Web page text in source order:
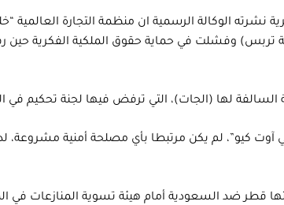
نشرته الوكالة الرسمية ان منظمة التجارة
تربس) وفشلت في حماية حقوق الملكية الفكرية
السالفة لها (الجات)، التي ترفض فيها لجنة تحكيم في
آوت كيو”، لم يكن مرتبطا بأي مصلحة أمنية
قطر ضد السعودية أمام هيئة تسوية المنازعات في